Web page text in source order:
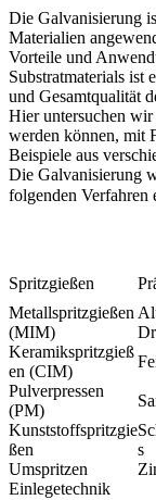
Die Galvanisierung
Materialien
Vorteile und
Substratmaterials ist
und Gesamtqualität
Hier untersuchen
werden können, mit
Beispiele aus
Die Galvanisierung
folgenden Verfahren
Spritzgießen
Metallspritzgießen
(MIM)
Keramikspritzgieß
en (CIM)
Pulverpressen
(PM)
Kunststoffspritzgie
ßen
s
Umspritzen
Einlegetechnik